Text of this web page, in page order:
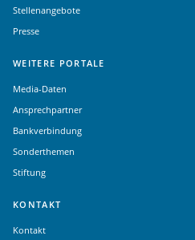
Stellenangebote
Presse
WEITERE PORTALE
Media-Daten
Ansprechpartner
Bankverbindung
Sonderthemen
Stiftung
KONTAKT
Kontakt